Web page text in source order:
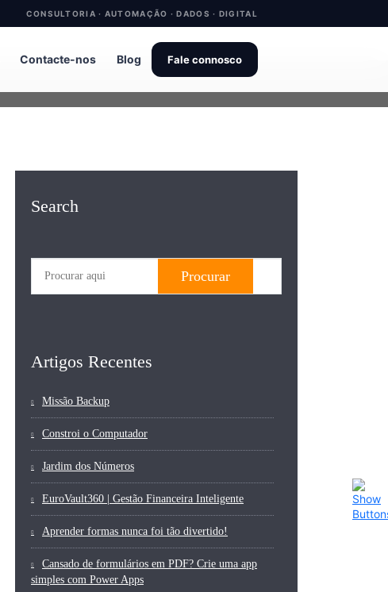
CONSULTORIA · AUTOMAÇÃO · DADOS · DIGITAL
Contacte-nos Blog Fale connosco
Search
Artigos Recentes
Missão Backup
Constroi o Computador
Jardim dos Números
EuroVault360 | Gestão Financeira Inteligente
Aprender formas nunca foi tão divertido!
Cansado de formulários em PDF? Crie uma app
simples com Power Apps